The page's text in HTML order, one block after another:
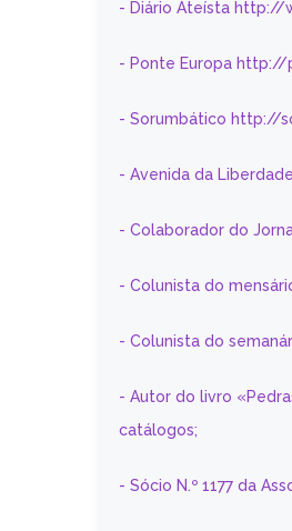
- Diário Ateísta
- Ponte Europa
- Sorumbático http://
- Avenida da
- Colaborador do
- Colunista do
- Colunista do
- Autor do livro
catálogos;
- Sócio N.º 1177 da